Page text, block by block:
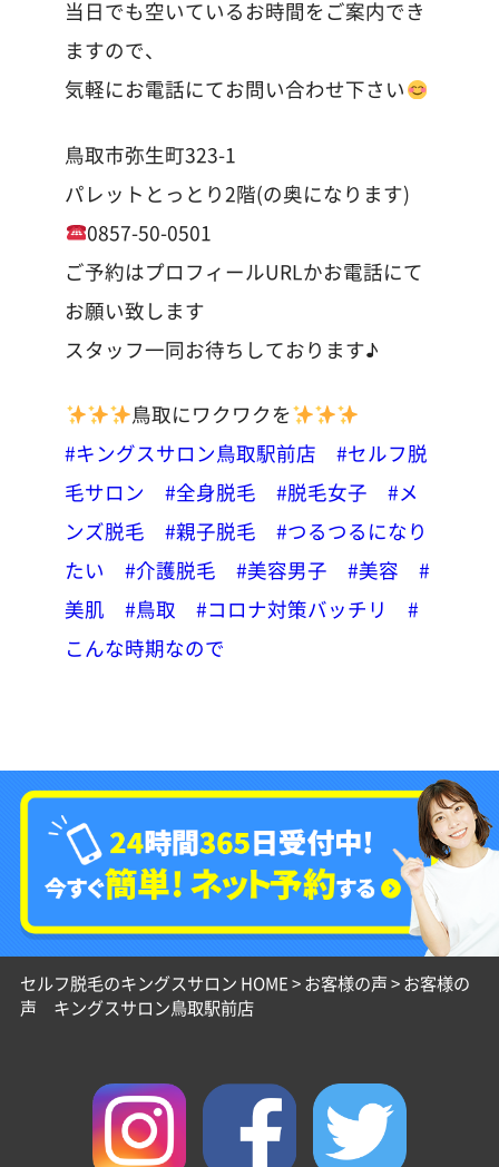
当日でも空いているお時間をご案内でき
ますので、
気軽にお電話にてお問い合わせ下さい
鳥取市弥生町323-1
パレットとっとり2階(の奥になります)
0857-50-0501
ご予約はプロフィールURLかお電話にて
お願い致します
スタッフ一同お待ちしております♪
鳥取にワクワクを
#キングスサロン鳥取駅前店
#セルフ脱
毛サロン
#全身脱毛 #脱毛女子
#メ
ンズ脱毛
#親子脱毛
#つるつるになり
たい
#介護脱毛 #美容男子 #美容
#
美肌
#鳥取 #コロナ対策バッチリ
#
こんな時期なので
セルフ脱毛のキングスサロン HOME>お客様の声>お客様の
声 キングスサロン鳥取駅前店